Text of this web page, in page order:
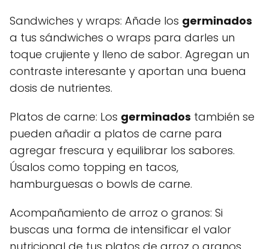
Sandwiches y wraps: Añade los germinados
a tus sándwiches o wraps para darles un
toque crujiente y lleno de sabor. Agregan un
contraste interesante y aportan una buena
dosis de nutrientes.
Platos de carne: Los germinados también se
pueden añadir a platos de carne para
agregar frescura y equilibrar los sabores.
Úsalos como topping en tacos,
hamburguesas o bowls de carne.
Acompañamiento de arroz o granos: Si
buscas una forma de intensificar el valor